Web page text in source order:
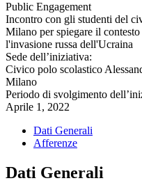
Public Engagement
Incontro con gli studenti del
Milano per spiegare il
l'invasione russa dell'Ucraina
Sede dell’iniziativa:
Civico polo scolastico
Milano
Periodo di svolgimento
Aprile 1, 2022
Dati Generali
Afferenze
Dati Generali